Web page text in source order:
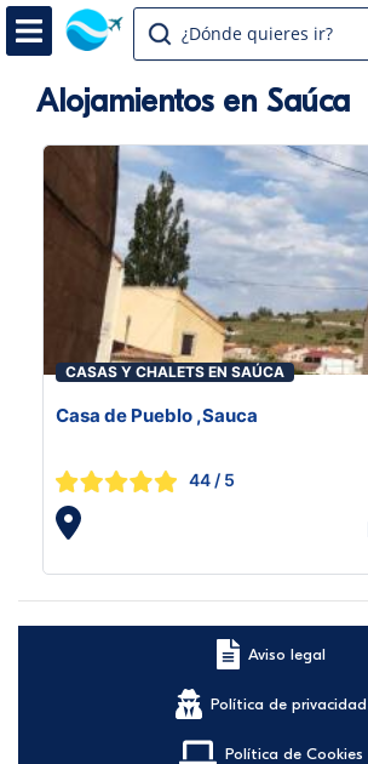
¿Dónde quieres ir?
Alojamientos en Saúca
CASAS Y CHALETS EN SAÚCA
Casa de Pueblo ,Sauca
44 / 5
Aviso legal
Política de privacidad
Política de Cookies